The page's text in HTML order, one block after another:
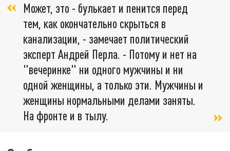
Может, это - булькает и пенится перед
тем, как окончательно скрыться в
канализации, - замечает политический
эксперт Андрей Перла. - Потому и нет на
"вечеринке" ни одного мужчины и ни
одной женщины, а только эти. Мужчины и
женщины нормальными делами заняты.
На фронте и в тылу.